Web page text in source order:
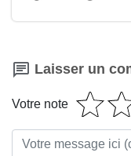
Laisser un
Votre note